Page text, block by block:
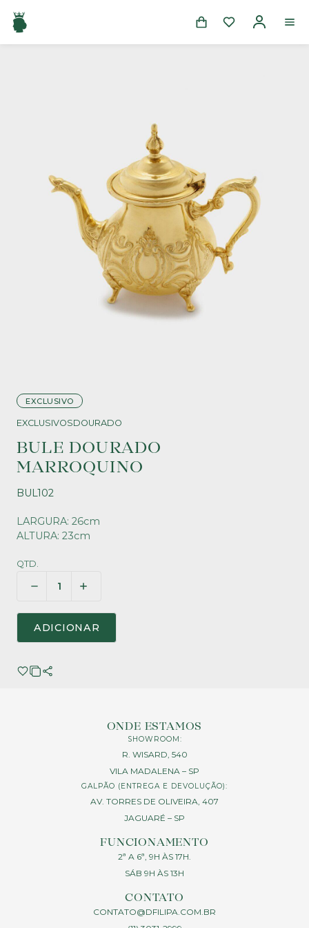
EXCLUSIVO
EXCLUSIVOSDOURADO
BULE DOURADO
MARROQUINO
BUL102
LARGURA: 26cm
ALTURA: 23cm
QTD.
ADICIONAR
ONDE ESTAMOS
SHOWROOM:
R. WISARD, 540
VILA MADALENA – SP
GALPÃO (ENTREGA E DEVOLUÇÃO):
AV. TORRES DE OLIVEIRA, 407
JAGUARÉ – SP
FUNCIONAMENTO
2ª A 6ª, 9H ÀS 17H.
SÁB 9H ÀS 13H
CONTATO
CONTATO@DFILIPA.COM.BR